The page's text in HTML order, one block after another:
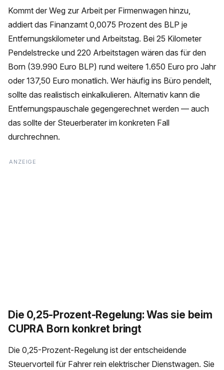
Kommt der Weg zur Arbeit per Firmenwagen hinzu,
addiert das Finanzamt 0,0075 Prozent des BLP je
Entfernungskilometer und Arbeitstag. Bei 25 Kilometer
Pendelstrecke und 220 Arbeitstagen wären das für den
Born (39.990 Euro BLP) rund weitere 1.650 Euro pro Jahr
oder 137,50 Euro monatlich. Wer häufig ins Büro pendelt,
sollte das realistisch einkalkulieren. Alternativ kann die
Entfernungspauschale gegengerechnet werden — auch
das sollte der Steuerberater im konkreten Fall
durchrechnen.
Die 0,25-Prozent-Regelung: Was sie beim
CUPRA Born konkret bringt
Die 0,25-Prozent-Regelung ist der entscheidende
Steuervorteil für Fahrer rein elektrischer Dienstwagen. Sie